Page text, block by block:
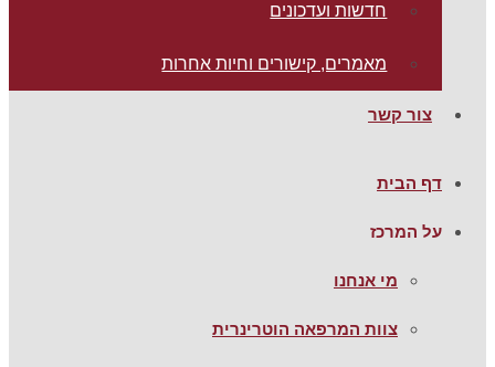
חדשות ועדכונים
מאמרים, קישורים וחיות אחרות
צור קשר
דף הבית
על המרכז
מי אנחנו
צוות המרפאה הוטרינרית